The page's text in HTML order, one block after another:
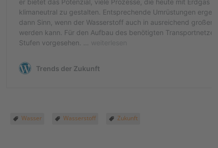
Wasser Wasserstoff Zukunft